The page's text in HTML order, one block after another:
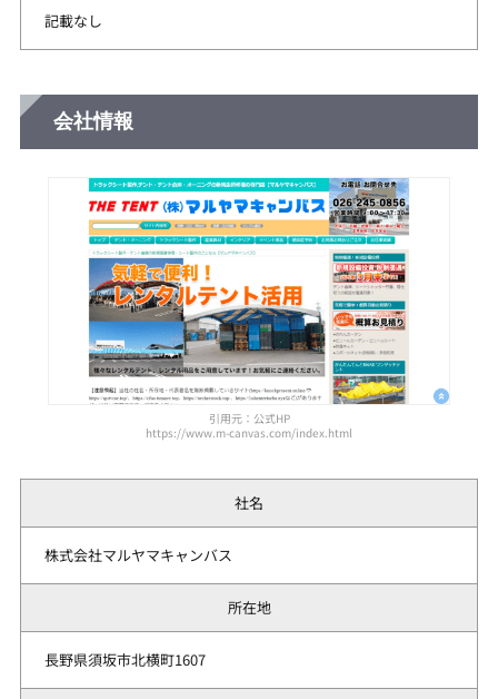
記載なし
会社情報
引用元：公式HP
https://www.m-canvas.com/index.html
社名
株式会社マルヤマキャンバス
所在地
長野県須坂市北横町1607